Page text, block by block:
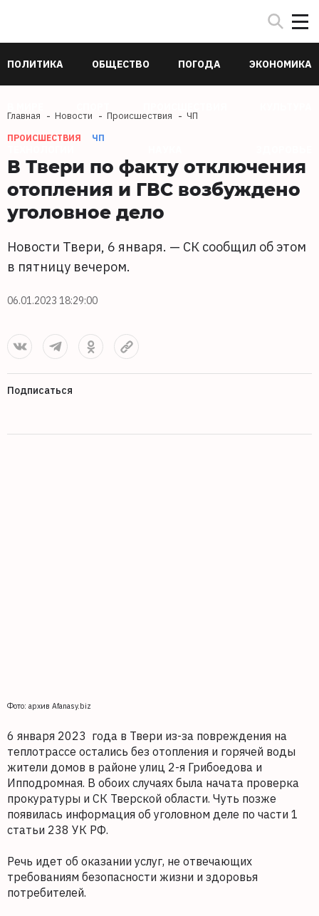
ПОЛИТИКА ОБЩЕСТВО ПОГОДА ЭКОНОМИКА
Главная Новости Происшествия ЧП
ПРОИСШЕСТВИЯ ЧП
В Твери по факту отключения
отопления и ГВС возбуждено
уголовное дело
Новости Твери, 6 января. — СК сообщил об этом
в пятницу вечером.
06.01.2023 18:29:00
Подписаться
Фото: архив Afanasy.biz
6 января 2023 года в Твери из-за повреждения на
теплотрассе остались без отопления и горячей воды
жители домов в районе улиц 2-я Грибоедова и
Ипподромная. В обоих случаях была начата проверка
прокуратуры и СК Тверской области. Чуть позже
появилась информация об уголовном деле по части 1
статьи 238 УК РФ.
Речь идет об оказании услуг, не отвечающих
требованиям безопасности жизни и здоровья
потребителей.